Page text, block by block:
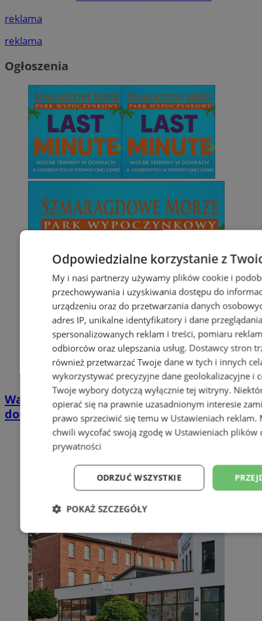
reklama
reklama
Ogłoszenia
Wakacyjny wypoczynek nad Bałtykiem w
domkach Szmaragdowe Morze
Odpowiedzialne korzystanie z
My i nasi partnerzy używamy plików cookie i
przechowywania i uzyskiwania dostępu do
urządzeniu oraz do przetwarzania danych
adres IP, unikalne identyfikatory i dane
spersonalizowanych reklam i treści, pomiaru
odbiorców oraz ulepszania usług. Dostawcy stron
również przetwarzać Twoje dane w tych i innych
wykorzystywać precyzyjne dane geolokalizacyjne i
Twoje wybory dotyczą wyłącznie tej witryny.
opierać się na prawnie uzasadnionym interesie
prawo sprzeciwić się temu w Ustawieniach reklam.
chwili wycofać swoją zgodę w Ustawieniach plików
prywatności
ODRZUĆ WSZYSTKIE
POKAŻ SZCZEGÓŁY
Niezbędne Wydajność